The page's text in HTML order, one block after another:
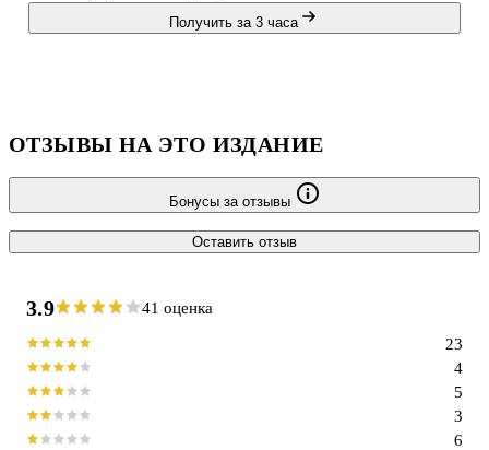
havoc in the lives of those arПолучить за 3 часа
ОТЗЫВЫ НА ЭТО ИЗДАНИЕ
Бонусы за отзывы
Оставить отзыв
3.9 41 оценка
6
3
5
4
23